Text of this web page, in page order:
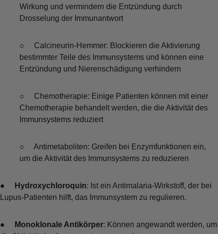
Wirkung und vermindern die Entzündung durch
Drosselung der Immunantwort
○ Calcineurin-Hemmer: Blockieren die Aktivierung
bestimmter Teile des Immunsystems und können eine
Entzündung und Nierenschädigung verhindern
○ Chemotherapie: Einige Patienten können mit einer
Chemotherapie behandelt werden, die die Aktivität des
Immunsystems reduziert
○ Antimetaboliten: Greifen bei Enzymfunktionen ein,
um die Aktivität des Immunsystems zu reduzieren
● Hydroxychloroquin: Ist ein Antimalaria-Wirkstoff, der bei
Lupus-Patienten hilft, das Immunsystem zu regulieren.
● Monoklonale Antikörper: Können angewandt werden, um